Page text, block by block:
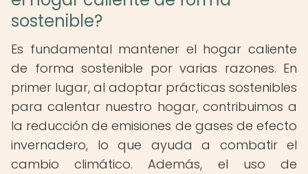
sostenible?
Es fundamental mantener el hogar caliente
de forma sostenible por varias razones. En
primer lugar, al adoptar prácticas sostenibles
para calentar nuestro hogar, contribuimos a
la reducción de emisiones de gases de efecto
invernadero, lo que ayuda a combatir el
cambio climático. Además, el uso de